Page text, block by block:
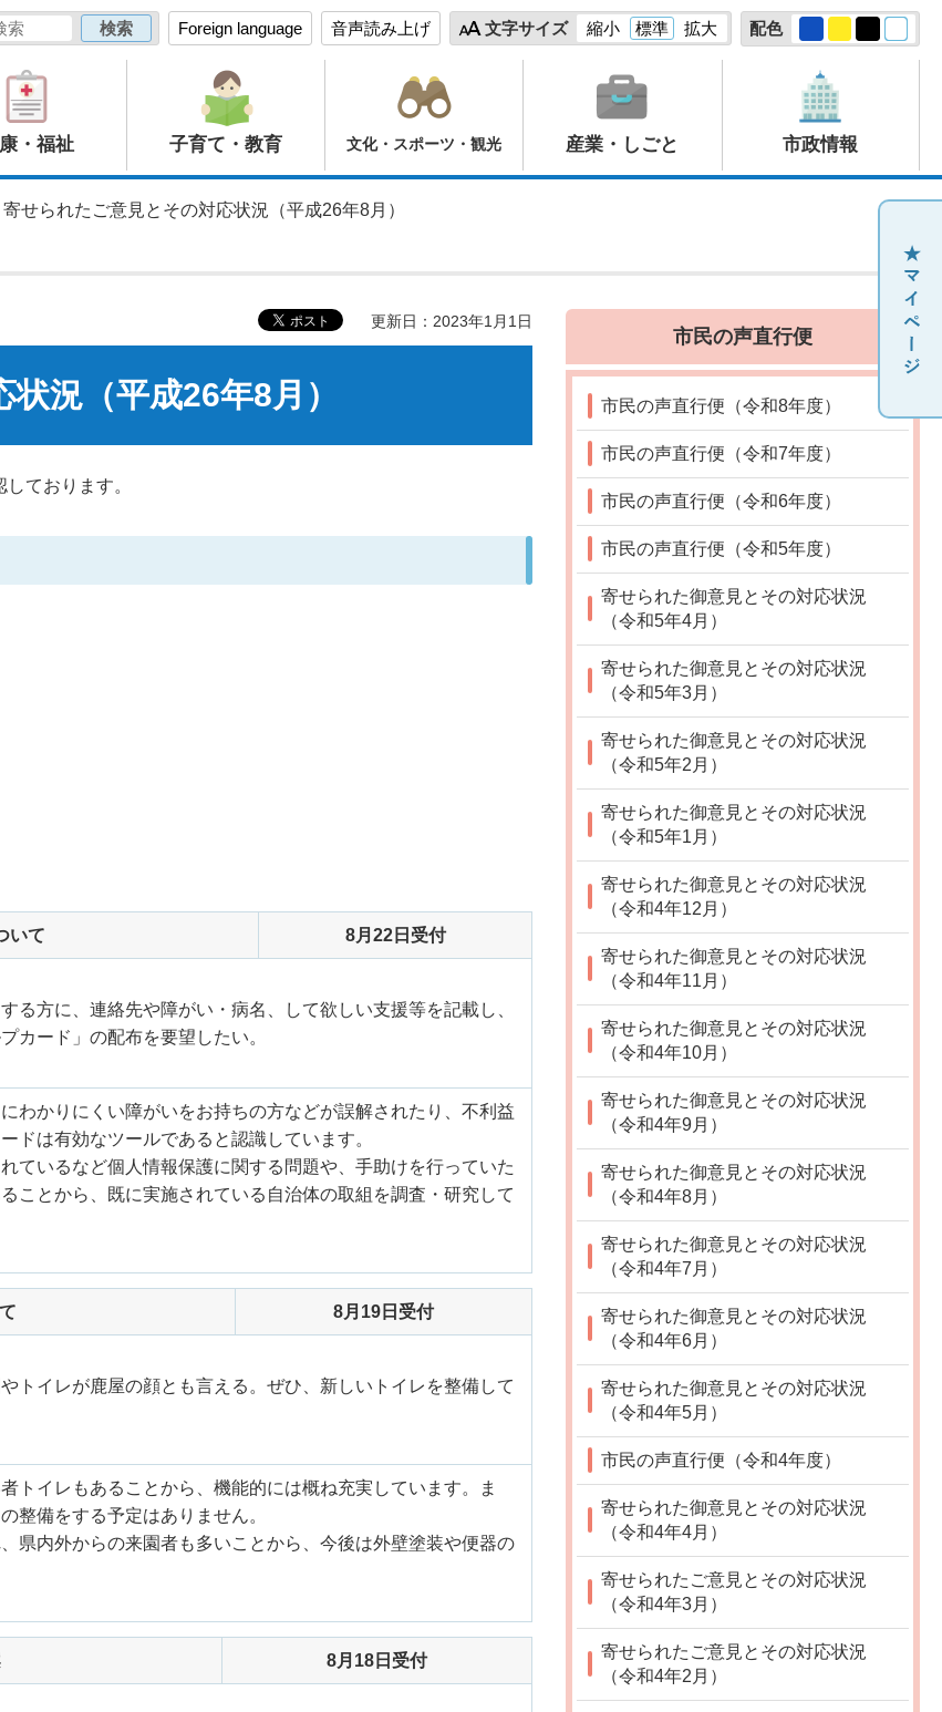
Foreign language 音声読み上げ 文字サイズ 縮小 標準 拡大 配色
・福祉 子育て・教育 文化・スポーツ・観光 産業・しごと 市政情報
寄せられたご意見とその対応状況（平成26年8月）
更新日：2023年1月1日
況（平成26年8月）
ております。
いて 8月22日受付
る方に、連絡先や障がい・病名、して欲しい支援等を記載し、
カード」の配布を要望したい。
わかりにくい障がいをお持ちの方などが誤解されたり、不利益
ドは有効なツールであると認識しています。
ているなど個人情報保護に関する問題や、手助けを行っていた
ことから、既に実施されている自治体の取組を調査・研究して
8月19日受付
トイレが鹿屋の顔とも言える。ぜひ、新しいトイレを整備して
トイレもあることから、機能的には概ね充実しています。ま
整備をする予定はありません。
県内外からの来園者も多いことから、今後は外壁塗装や便器の
8月18日受付
市民の声直行便
市民の声直行便（令和8年度）
市民の声直行便（令和7年度）
市民の声直行便（令和6年度）
市民の声直行便（令和5年度）
寄せられた御意見とその対応状況
（令和5年4月）
寄せられた御意見とその対応状況
（令和5年3月）
寄せられた御意見とその対応状況
（令和5年2月）
寄せられた御意見とその対応状況
（令和5年1月）
寄せられた御意見とその対応状況
（令和4年12月）
寄せられた御意見とその対応状況
（令和4年11月）
寄せられた御意見とその対応状況
（令和4年10月）
寄せられた御意見とその対応状況
（令和4年9月）
寄せられた御意見とその対応状況
（令和4年8月）
寄せられた御意見とその対応状況
（令和4年7月）
寄せられた御意見とその対応状況
（令和4年6月）
寄せられた御意見とその対応状況
（令和4年5月）
市民の声直行便（令和4年度）
寄せられた御意見とその対応状況
（令和4年4月）
寄せられたご意見とその対応状況
（令和4年3月）
寄せられたご意見とその対応状況
（令和4年2月）